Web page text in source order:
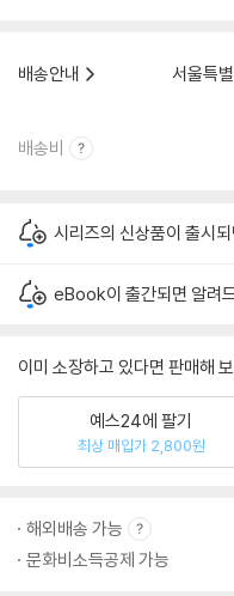
배송안내
서울특
배송비
시리즈의 신상품이 출시
eBook이 출간되면 알려
이미 소장하고 있다면 판매해
예스24에 팔기
최상 매입가 2,800원
해외배송 가능
문화비소득공제 가능